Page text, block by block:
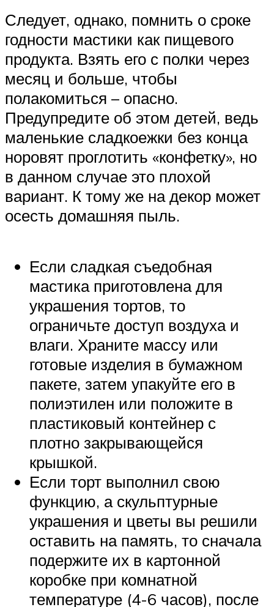
Следует, однако, помнить о сроке
годности мастики как пищевого
продукта. Взять его с полки через
месяц и больше, чтобы
полакомиться – опасно.
Предупредите об этом детей, ведь
маленькие сладкоежки без конца
норовят проглотить «конфетку», но
в данном случае это плохой
вариант. К тому же на декор может
осесть домашняя пыль.
Если сладкая съедобная
мастика приготовлена для
украшения тортов, то
ограничьте доступ воздуха и
влаги. Храните массу или
готовые изделия в бумажном
пакете, затем упакуйте его в
полиэтилен или положите в
пластиковый контейнер с
плотно закрывающейся
крышкой.
Если торт выполнил свою
функцию, а скульптурные
украшения и цветы вы решили
оставить на память, то сначала
подержите их в картонной
коробке при комнатной
температуре (4-6 часов), после